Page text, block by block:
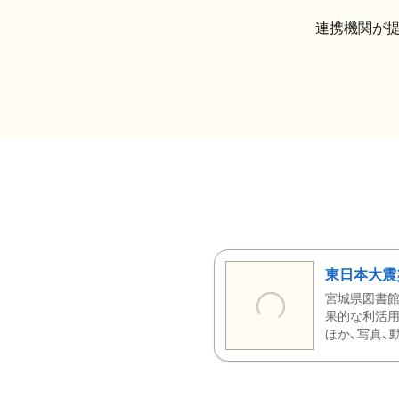
連携機関が
東日本大
宮城県図書
果的な利活
ほか、写真、